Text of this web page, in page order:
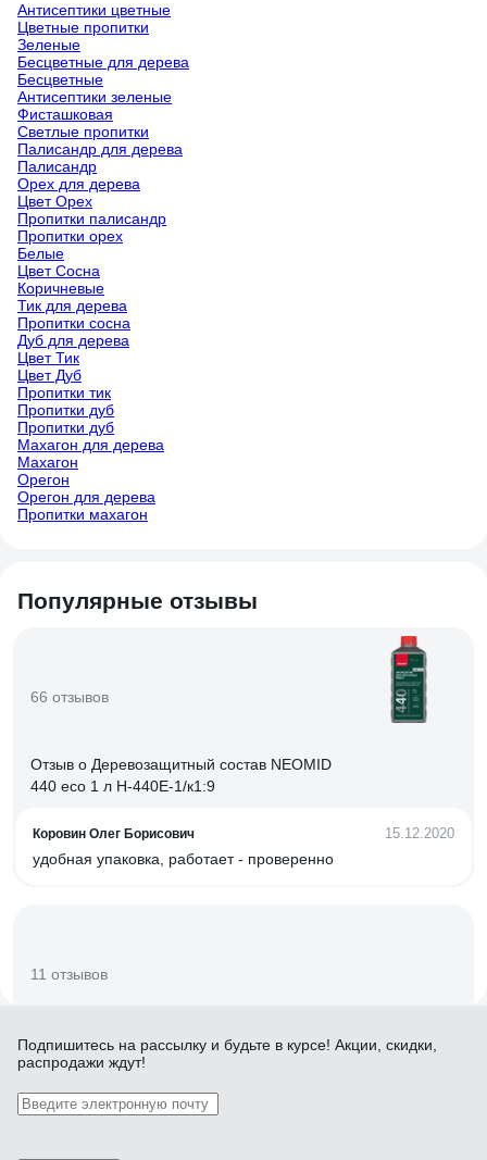
Антисептики цветные
Цветные пропитки
Зеленые
Бесцветные для дерева
Бесцветные
Антисептики зеленые
Фисташковая
Светлые пропитки
Палисандр для дерева
Палисандр
Орех для дерева
Цвет Орех
Пропитки палисандр
Пропитки орех
Белые
Цвет Сосна
Коричневые
Тик для дерева
Пропитки сосна
Дуб для дерева
Цвет Тик
Цвет Дуб
Пропитки тик
Пропитки дуб
Пропитки дуб
Махагон для дерева
Махагон
Орегон
Орегон для дерева
Пропитки махагон
Популярные отзывы
66 отзывов
Отзыв о Деревозащитный состав NEOMID
440 eco 1 л Н-440E-1/к1:9
Коровин Олег Борисович 15.12.2020
удобная упаковка, работает - проверенно
11 отзывов
Отзыв о Невымываемый антисептик ЗАО
"Антисептик" ХМ-11 ведро 2.5 кг 00-00003706
Роман
Подпишитесь на рассылку и будьте в курсе! Акции, скидки,
распродажи ждут!